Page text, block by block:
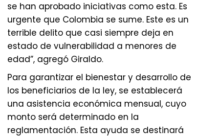
se han aprobado iniciativas como esta. Es
urgente que Colombia se sume. Este es un
terrible delito que casi siempre deja en
estado de vulnerabilidad a menores de
edad”, agregó Giraldo.
Para garantizar el bienestar y desarrollo de
los beneficiarios de la ley, se establecerá
una asistencia económica mensual, cuyo
monto será determinado en la
reglamentación. Esta ayuda se destinará